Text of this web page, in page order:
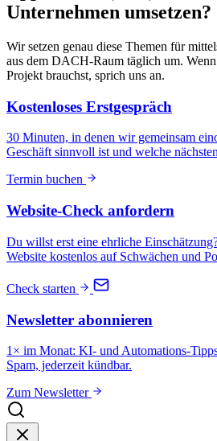
Unternehmen umsetzen?
Wir setzen genau diese Themen für
aus dem DACH-Raum täglich um.
Projekt brauchst, sprich uns an.
Kostenloses Erstgespräch
30 Minuten, in denen wir gemeinsam
Geschäft sinnvoll ist und welche
Termin buchen
Website-Check anfordern
Du willst erst eine ehrliche
Website kostenlos auf Schwächen und
Check starten
Newsletter abonnieren
1× im Monat: KI- und Automations-
Spam, jederzeit kündbar.
Zum Newsletter